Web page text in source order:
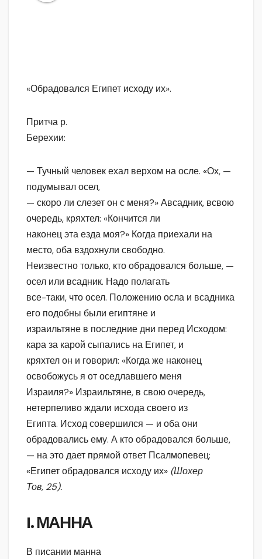
«Обрадовался Египет исходу их».
Притча р.
Берехии:
— Тучный человек ехал верхом на осле. «Ох, —
подумывал осел,
— скоро ли слезет он с меня?» Авсадник, всвою
очередь, кряхтел: «Кончится ли
наконец эта езда моя?» Когда приехали на
место, оба вздохнули свободно.
Неизвестно только, кто обрадовался больше, —
осел или всадник. Надо полагать
все-таки, что осел. Положению осла и всадника
его подобны были египтяне и
израильтяне в последние дни перед Исходом:
кара за карой сыпались на Египет, и
кряхтел он и говорил: «Когда же наконец
освобожусь я от оседлавшего меня
Израиля?» Израильтяне, в свою очередь,
нетерпеливо ждали исхода своего из
Египта. Исход совершился — и оба они
обрадовались ему. А кто обрадовался больше,
— на это дает прямой ответ Псалмопевец:
«Египет обрадовался исходу их» (Шохер
Тов, 25).
I.МАННА
В писании манна